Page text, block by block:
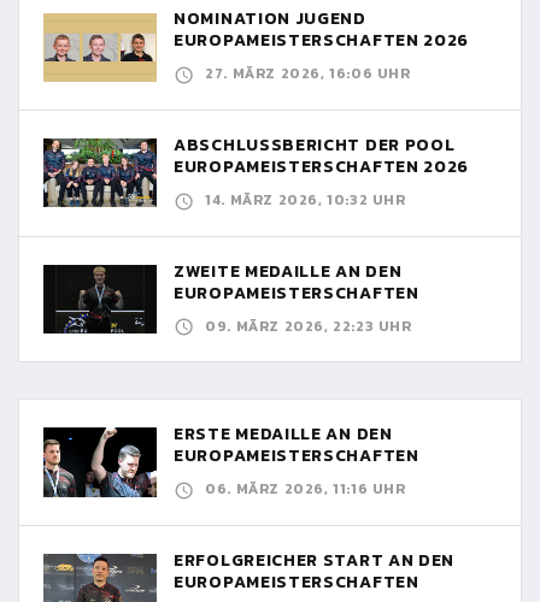
NOMINATION JUGEND
EUROPAMEISTERSCHAFTEN 2026
27. MÄRZ 2026, 16:06 UHR
ABSCHLUSSBERICHT DER POOL
EUROPAMEISTERSCHAFTEN 2026
14. MÄRZ 2026, 10:32 UHR
ZWEITE MEDAILLE AN DEN
EUROPAMEISTERSCHAFTEN
09. MÄRZ 2026, 22:23 UHR
ERSTE MEDAILLE AN DEN
EUROPAMEISTERSCHAFTEN
06. MÄRZ 2026, 11:16 UHR
ERFOLGREICHER START AN DEN
EUROPAMEISTERSCHAFTEN